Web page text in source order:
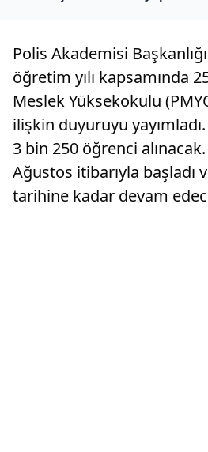
Polis Akademisi
öğretim yılı kapsamında
Meslek Yüksekokulu
ilişkin duyuruyu
3 bin 250 öğrenci
Ağustos itibarıyla başladı
tarihine kadar devam